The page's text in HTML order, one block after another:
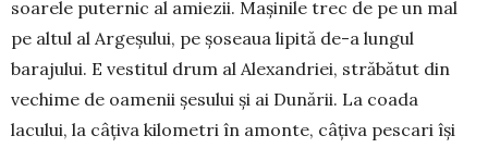
soarele puternic al amie­zii. Mașinile trec de pe un mal
pe altul al Argeșului, pe șoseaua lipită de-a lungul
barajului. E vestitul drum al Alexandriei, străbătut din
vechime de oamenii șesului și ai Du­nării. La coada
lacului, la câțiva kilometri în amonte, câțiva pescari își